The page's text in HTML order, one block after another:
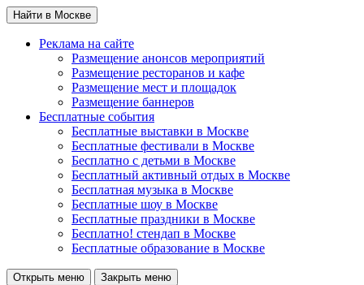
Найти в Москве
Реклама на сайте
Размещение анонсов мероприятий
Размещение ресторанов и кафе
Размещение мест и площадок
Размещение баннеров
Бесплатные события
Бесплатные выставки в Москве
Бесплатные фестивали в Москве
Бесплатно с детьми в Москве
Бесплатный активный отдых в Москве
Бесплатная музыка в Москве
Бесплатные шоу в Москве
Бесплатные праздники в Москве
Бесплатно! стендап в Москве
Бесплатные образование в Москве
Открыть меню Закрыть меню